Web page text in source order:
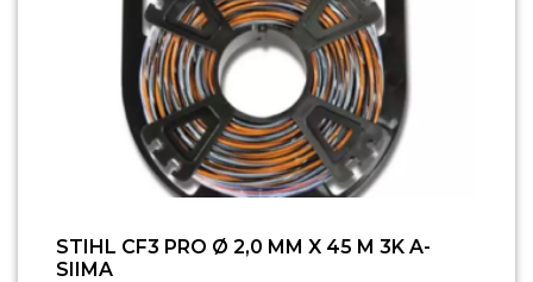
STIHL CF3 PRO Ø 2,0 MM X 45 M 3K A-
SIIMA